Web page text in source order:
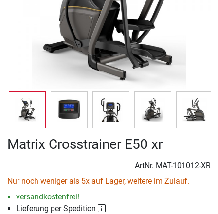
Matrix Crosstrainer E50 xr
ArtNr. MAT-101012-XR
Nur noch weniger als 5x auf Lager, weitere im Zulauf.
versandkostenfrei!
Lieferung per Spedition